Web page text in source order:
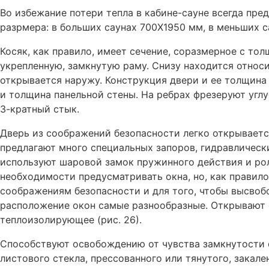
Во избежание потери тепла в кабине-сауне всегда
разpмера: в больших саунах 700X1950 мм, в меньших
Косяк, как правило, имеет сечение, соразмерное с
укрепленную, замкнутую раму. Снизу находится
открывается наружу. Конструкция двери и ее
и толщина панельной стены. На ребрах фрезеруют
3-кратный стык.
Дверь из соображений безопасности легко
предлагают много специальных запоров,
используют шаровой замок пружинного действия и
необходимости предусматривать окна, но, как
соображениям безопасности и для того, чтобы
расположение окон самые разнообразные. Открывают
теплоизолирующее (рис. 26).
Способствуют освобождению от чувства замкнутости
листового стекла, прессованного или тянутого,